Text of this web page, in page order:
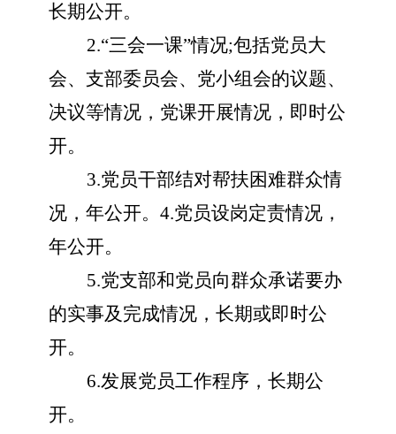
长期公开。
2.“三会一课”情况;包括党员大
会、支部委员会、党小组会的议题、
决议等情况，党课开展情况，即时公
开。
3.党员干部结对帮扶困难群众情
况，年公开。4.党员设岗定责情况，
年公开。
5.党支部和党员向群众承诺要办
的实事及完成情况，长期或即时公
开。
6.发展党员工作程序，长期公
开。